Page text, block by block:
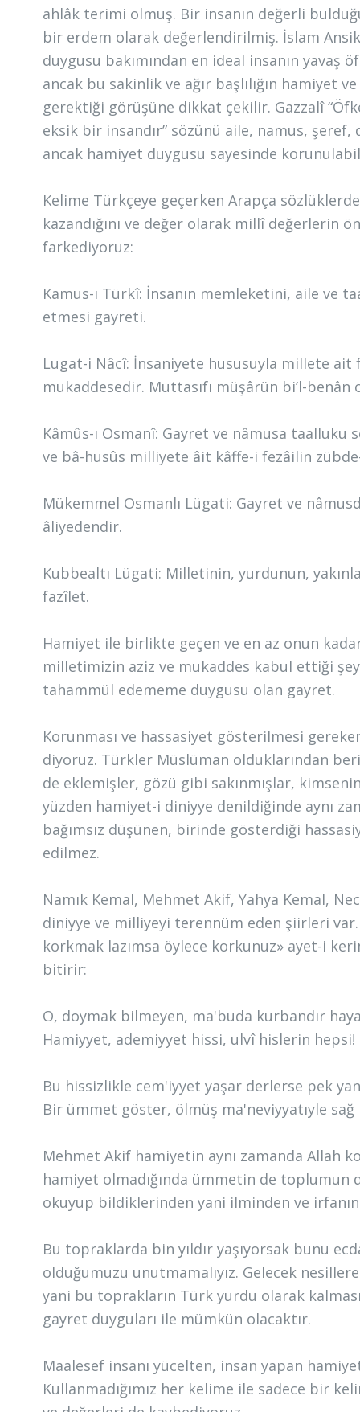
ahlâk terimi olmuş. Bir insanın değerli
bir erdem olarak değerlendirilmiş. İslam
duygusu bakımından en ideal insanın
ancak bu sakinlik ve ağır başlılığın
gerektiği görüşüne dikkat çekilir. Gazzalî
eksik bir insandır” sözünü aile, namus,
ancak hamiyet duygusu sayesinde
Kelime Türkçeye geçerken Arapça
kazandığını ve değer olarak millî değerlerin
farkediyoruz:
Kamus-ı Türkî: İnsanın memleketini, aile ve
etmesi gayreti.
Lugat-i Nâcî: İnsaniyete hususuyla millete
mukaddesedir. Muttasıfı müşârün bi’l-benân
Kâmûs-ı Osmanî: Gayret ve nâmusa
ve bâ-husûs milliyete âit kâffe-i fezâilin
Mükemmel Osmanlı Lügati: Gayret ve
âliyedendir.
Kubbealtı Lügati: Milletinin, yurdunun,
fazîlet.
Hamiyet ile birlikte geçen ve en az onun
milletimizin aziz ve mukaddes kabul ettiği
tahammül edememe duygusu olan gayret.
Korunması ve hassasiyet gösterilmesi
diyoruz. Türkler Müslüman olduklarından beri
de eklemişler, gözü gibi sakınmışlar,
yüzden hamiyet-i diniyye denildiğinde aynı
bağımsız düşünen, birinde gösterdiği
edilmez.
Namık Kemal, Mehmet Akif, Yahya Kemal,
diniyye ve milliyeyi terennüm eden şiirleri
korkmak lazımsa öylece korkunuz» ayet-i
bitirir:
O, doymak bilmeyen, ma'buda kurbandır
Hamiyyet, ademiyyet hissi, ulvî hislerin hepsi!
Bu hissizlikle cem'iyyet yaşar derlerse pek
Bir ümmet göster, ölmüş ma'neviyyatıyle sağ
Mehmet Akif hamiyetin aynı zamanda Allah
hamiyet olmadığında ümmetin de toplumun
okuyup bildiklerinden yani ilminden ve
Bu topraklarda bin yıldır yaşıyorsak bunu
olduğumuzu unutmamalıyız. Gelecek
yani bu toprakların Türk yurdu olarak
gayret duyguları ile mümkün olacaktır.
Maalesef insanı yücelten, insan yapan
Kullanmadığımız her kelime ile sadece bir